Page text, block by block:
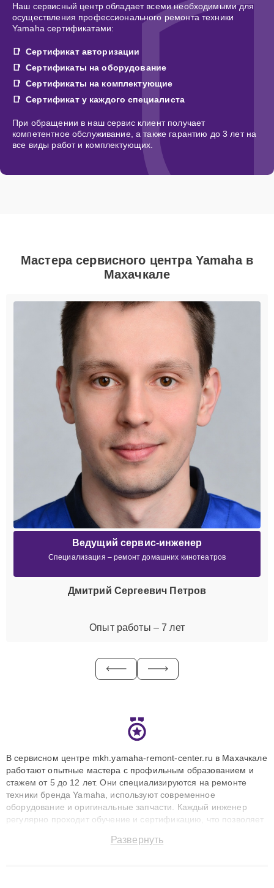
Наш сервисный центр обладает всеми необходимыми для
осуществления профессионального ремонта техники
Yamaha сертификатами:
Сертификат авторизации
Сертификаты на оборудование
Сертификаты на комплектующие
Сертификат у каждого специалиста
При обращении в наш сервис клиент получает
компетентное обслуживание, а также гарантию до 3 лет на
все виды работ и комплектующих.
Мастера сервисного центра Yamaha в
Махачкале
Ведущий сервис-инженер
Специализация – ремонт домашних кинотеатров
Дмитрий Сергеевич Петров
Опыт работы – 7 лет
В сервисном центре mkh.yamaha-remont-center.ru в Махачкале
работают опытные мастера с профильным образованием и
стажем от 5 до 12 лет. Они специализируются на ремонте
техники бренда Yamaha, используют современное
оборудование и оригинальные запчасти. Каждый инженер
регулярно проходит обучение и сертификацию, что позволяет
технику с сохранением гарантии до 3 лет. Наши мастера
Развернуть